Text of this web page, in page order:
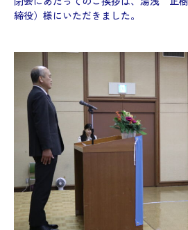
締役）様にいただきました。